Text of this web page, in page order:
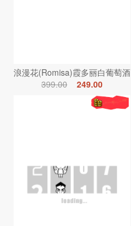
浪漫花(Romisa)霞多丽白葡萄酒
399.00
249.00